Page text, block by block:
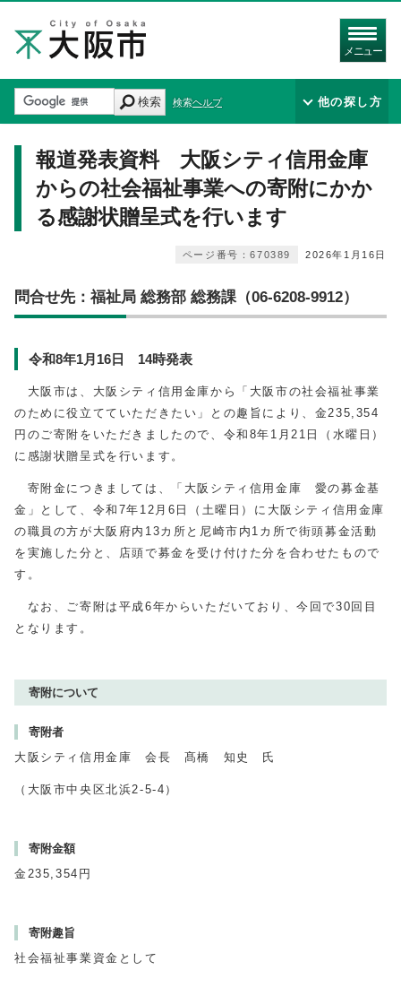
メニュー
検索 検索ヘルプ 他の探し方
報道発表資料 大阪シティ信用金庫
からの社会福祉事業への寄附にかか
る感謝状贈呈式を行います
2026年1月16日
ページ番号：670389
問合せ先：福祉局 総務部 総務課（06-6208-9912）
令和8年1月16日 14時発表
大阪市は、大阪シティ信用金庫から「大阪市の社会福祉事業
のために役立てていただきたい」との趣旨により、金235,354
円のご寄附をいただきましたので、令和8年1月21日（水曜日）
に感謝状贈呈式を行います。
寄附金につきましては、「大阪シティ信用金庫 愛の募金基
金」として、令和7年12月6日（土曜日）に大阪シティ信用金庫
の職員の方が大阪府内13カ所と尼崎市内1カ所で街頭募金活動
を実施した分と、店頭で募金を受け付けた分を合わせたもので
す。
なお、ご寄附は平成6年からいただいており、今回で30回目
となります。
寄附について
寄附者
大阪シティ信用金庫 会長 髙橋 知史 氏
（大阪市中央区北浜2-5-4）
寄附金額
金235,354円
寄附趣旨
社会福祉事業資金として